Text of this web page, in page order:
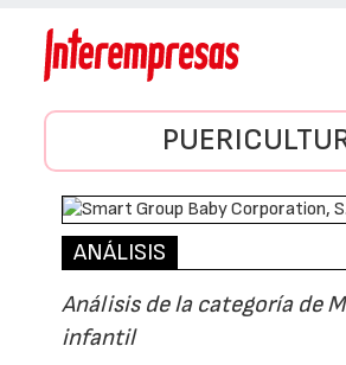
ANÁLISIS
Análisis de la categoría de
infantil